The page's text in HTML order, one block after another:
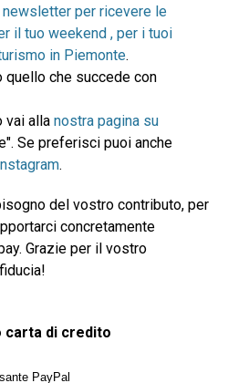
per ricevere le
il tuo weekend , per i tuoi
in Piemonte.
quello che succede con
vai alla nostra pagina su
Se preferisci puoi anche
.
del vostro contributo, per
concretamente
Grazie per il vostro
carta di credito